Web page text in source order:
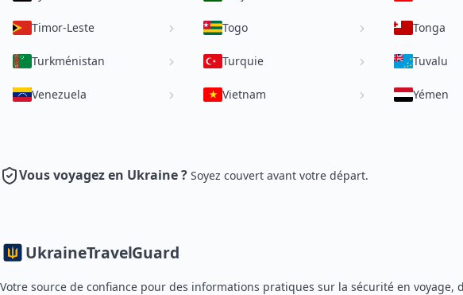
Timor-Leste Togo Tonga
Turkménistan Turquie Tuvalu
Venezuela Vietnam Yémen
Vous voyagez en Ukraine ? Soyez couvert avant votre départ.
UkraineTravelGuard
Votre source de confiance pour des informations pratiques sur la sécurité en